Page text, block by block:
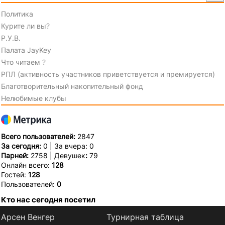
Политика
Курите ли вы?
Р.У.В.
Палата JayKey
Что читаем ?
РПЛ (активность участников приветствуется и премируется)
Благотворительный накопительный фонд
Нелюбимые клубы
Всего пользователей: 2847
За сегодня: 0 | За вчера: 0
Парней: 2758 | Девушек: 79
Онлайн всего: 128
Гостей: 128
Пользователей: 0
Кто нас сегодня посетил
Арсен Венгер Турнирная таблица